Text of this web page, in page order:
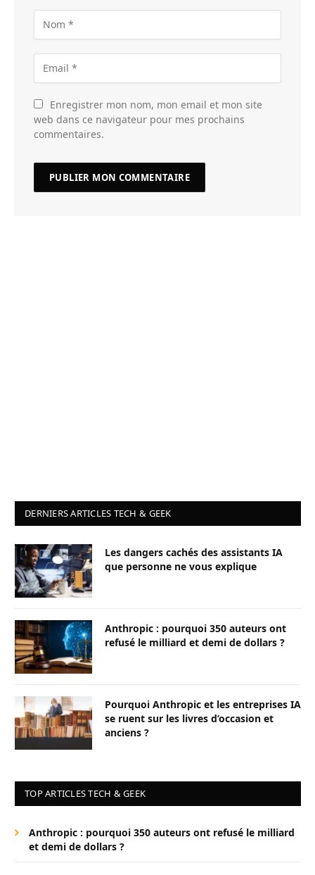
Enregistrer mon nom, mon email et mon site
web dans ce navigateur pour mes prochains
commentaires.
DERNIERS ARTICLES TECH & GEEK
Les dangers cachés des assistants IA
que personne ne vous explique
Anthropic : pourquoi 350 auteurs ont
refusé le milliard et demi de dollars ?
Pourquoi Anthropic et les entreprises IA
se ruent sur les livres d’occasion et
anciens ?
TOP ARTICLES TECH & GEEK
Anthropic : pourquoi 350 auteurs ont refusé le milliard
et demi de dollars ?